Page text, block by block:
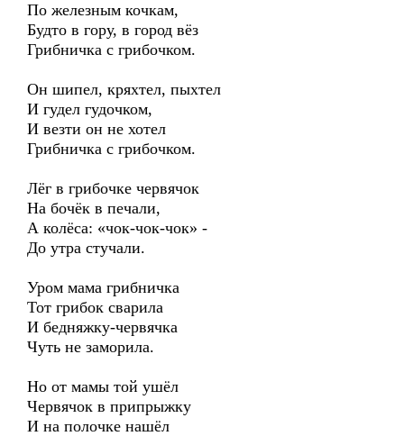
По железным кочкам,
Будто в гору, в город вёз
Грибничка с грибочком.
Он шипел, кряхтел, пыхтел
И гудел гудочком,
И везти он не хотел
Грибничка с грибочком.
Лёг в грибочке червячок
На бочёк в печали,
А колёса: «чок-чок-чок» -
До утра стучали.
Уром мама грибничка
Тот грибок сварила
И бедняжку-червячка
Чуть не заморила.
Но от мамы той ушёл
Червячок в припрыжку
И на полочке нашёл